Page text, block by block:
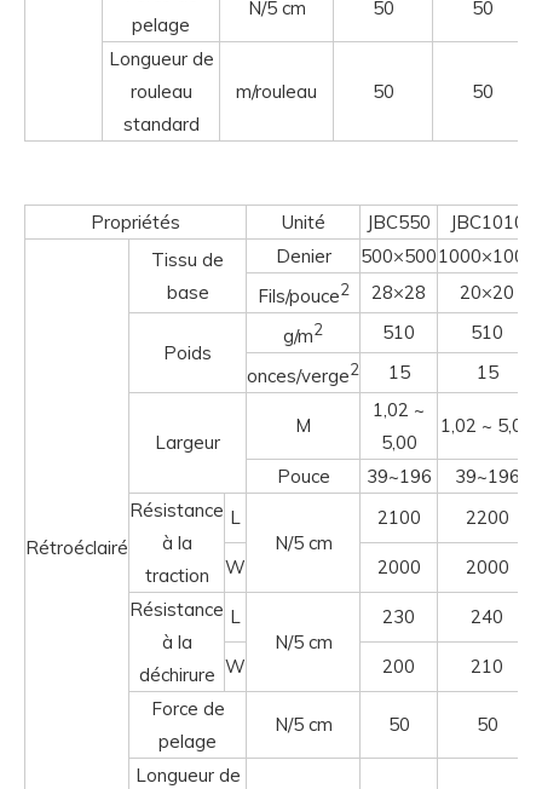
pelage
N/5 cm 50 50
Longueur de
rouleau
standard
m/rouleau 50 50
Propriétés Unité JBC550 JBC1010
Rétroéclairé
Tissu de
base
Denier 500×5001000×1000
Fils/pouce2 28×28 20×20
Poids
g/m2 510
510
onces/verge2 15 15
Largeur
M
1,02 ~
5,00
1,02 ~ 5,00
Pouce 39~196
39~196
Résistance
à la
traction
L
N/5 cm
2100 2200
W 2000
2000
Résistance
à la
déchirure
L
N/5 cm
230 240
W 200
210
Force de
pelage
N/5 cm 50 50
Longueur de